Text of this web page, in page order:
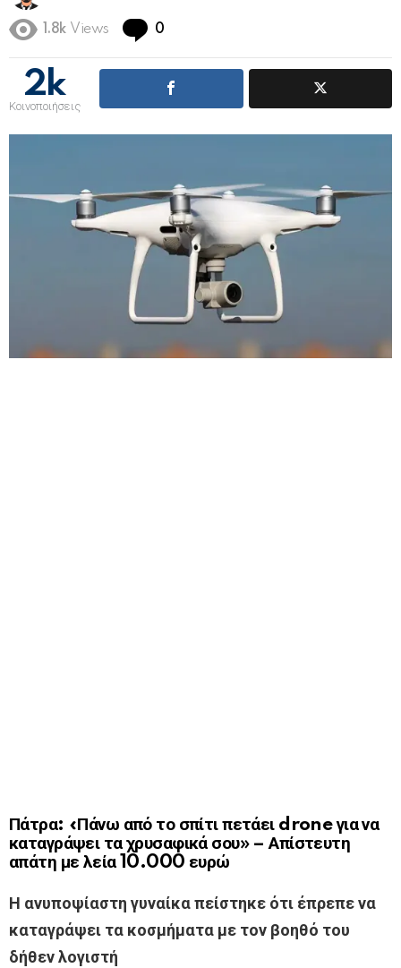
1.8k Views 0
2k
Κοινοποιήσεις
Πάτρα: «Πάνω από το σπίτι πετάει drone για να
καταγράψει τα χρυσαφικά σου» – Απίστευτη
απάτη με λεία 10.000 ευρώ
Η ανυποψίαστη γυναίκα πείστηκε ότι έπρεπε να
καταγράψει τα κοσμήματα με τον βοηθό του
δήθεν λογιστή